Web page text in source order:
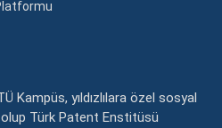
Kampüs, yıldızlılara özel sosyal
Türk Patent Enstitüsü